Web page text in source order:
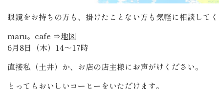
眼鏡をお持ちの方も、掛けたことない方も気軽に相談して
maru。cafe ⇒地図
6月8日（木）14～17時
直接私（土井）か、お店の店主様にお声がけください。
とってもおいしいコーヒーをいただけます。